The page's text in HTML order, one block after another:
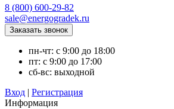
8 (800) 600-29-82
sale@energogradek.ru
пн-чт: с 9:00 до 18:00
пт: с 9:00 до 17:00
сб-вс: выходной
Вход | Регистрация
Информация